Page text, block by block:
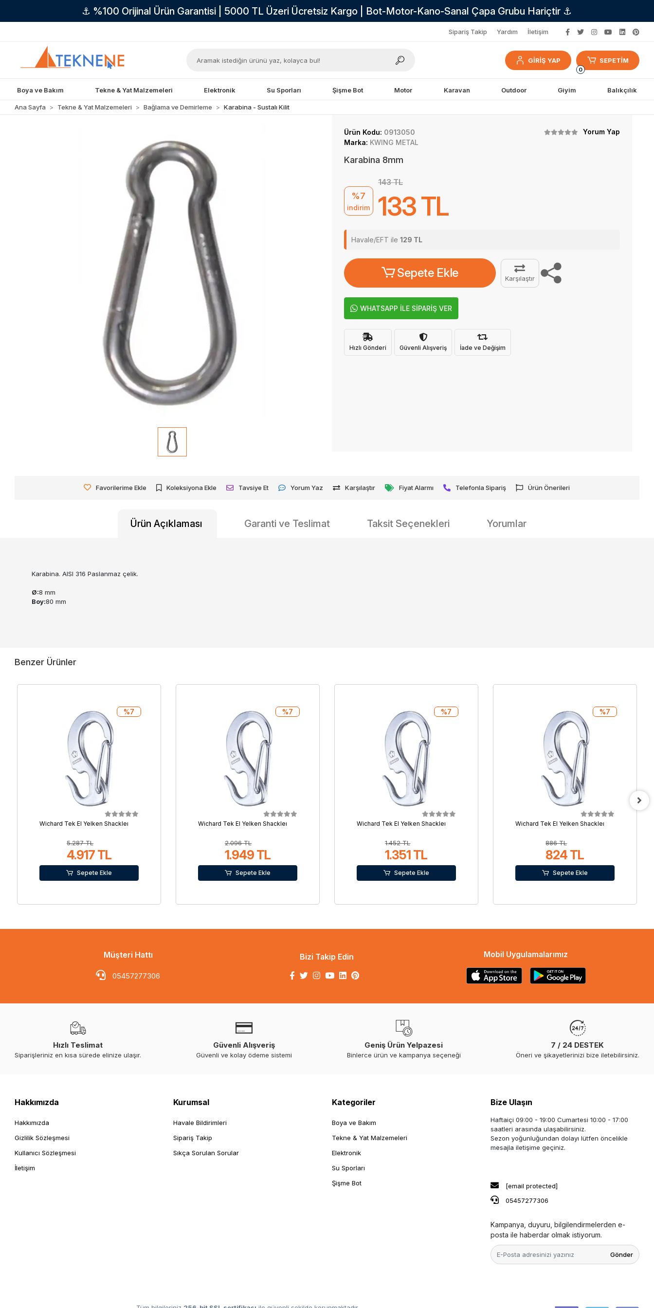
⚓ %100 Orijinal Ürün Garantisi | 5000 TL Üzeri Ücretsiz Kargo | Bot-Motor-Kano-Sanal Çapa Grubu Hariçtir ⚓
Sipariş Takip Yardım İletişim
GİRİŞ YAP
0
SEPETİM
Boya ve Bakım Tekne & Yat Malzemeleri Elektronik Su Sporları Şişme Bot Motor Karavan Outdoor Giyim Balıkçılık
Ana Sayfa Tekne & Yat Malzemeleri Bağlama ve Demirleme Karabina - Sustalı Kilit
Ürün Kodu: 0913050
Yorum Yap
Marka: KWING METAL
Karabina 8mm
%7
indirim
143 TL
133 TL
Havale/EFT ile 129 TL
Sepete Ekle Karşılaştır
WHATSAPP İLE SİPARİŞ VER
Hızlı Gönderi Güvenli Alışveriş İade ve Değişim
Favorilerime Ekle Koleksiyona Ekle Tavsiye Et Yorum Yaz Karşılaştır Fiyat Alarmı Telefonla Sipariş Ürün Önerileri
Ürün Açıklaması Garanti ve Teslimat Taksit Seçenekleri Yorumlar
Karabina. AISI 316 Paslanmaz çelik.
Ø:8 mm
Boy:80 mm
Benzer Ürünler
Wichard Tek El Yelken Shackleı
5.287 TL
4.917 TL
%7
Sepete Ekle
Wichard Tek El Yelken Shackleı
2.096 TL
1.949 TL
%7
Sepete Ekle
Wichard Tek El Yelken Shackleı
1.452 TL
1.351 TL
%7
Sepete Ekle
Wichard Tek El Yelken Shackleı
886 TL
824 TL
%7
Sepete Ekle
Müşteri Hattı
05457277306
Bizi Takip Edin Mobil Uygulamalarımız
Hızlı Teslimat
Siparişleriniz en kısa sürede elinize ulaşır.
Güvenli Alışveriş
Güvenli ve kolay ödeme sistemi
Geniş Ürün Yelpazesi
Binlerce ürün ve kampanya seçeneği
7 / 24 DESTEK
Öneri ve şikayetlerinizi bize iletebilirsiniz.
Hakkımızda
Hakkımızda
Gizlilik Sözleşmesi
Kullanıcı Sözleşmesi
İletişim
Kurumsal
Havale Bildirimleri
Sipariş Takip
Sıkça Sorulan Sorular
Kategoriler
Boya ve Bakım
Tekne & Yat Malzemeleri
Elektronik
Su Sporları
Şişme Bot
Bize Ulaşın
Haftaiçi 09:00 - 19:00 Cumartesi 10:00 - 17:00
saatleri arasında ulaşabilirsiniz.
Sezon yoğunluğundan dolayı lütfen öncelikle
mesajla iletişime geçiniz.
[email protected]
05457277306
Kampanya, duyuru, bilgilendirmelerden e-
posta ile haberdar olmak istiyorum.
Gönder